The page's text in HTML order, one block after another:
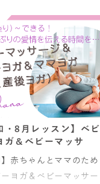
・8月レッスン】ベビ
ガ＆ベビーマッサ
】赤ちゃんとママのため
ヨガ＆ベビーマッサー